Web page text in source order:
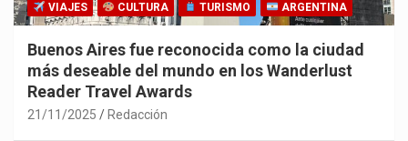
VIAJES CULTURA TURISMO ARGENTINA
Buenos Aires fue reconocida como la ciudad
más deseable del mundo en los Wanderlust
Reader Travel Awards
21/11/2025 Redacción